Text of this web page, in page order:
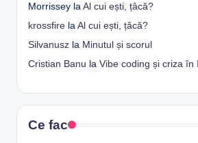
Morrissey la Al cui ești, țâcă?
krossfire la Al cui ești, țâcă?
Silvanusz la Minutul și scorul
Cristian Banu la Vibe coding și criza în
Ce fac